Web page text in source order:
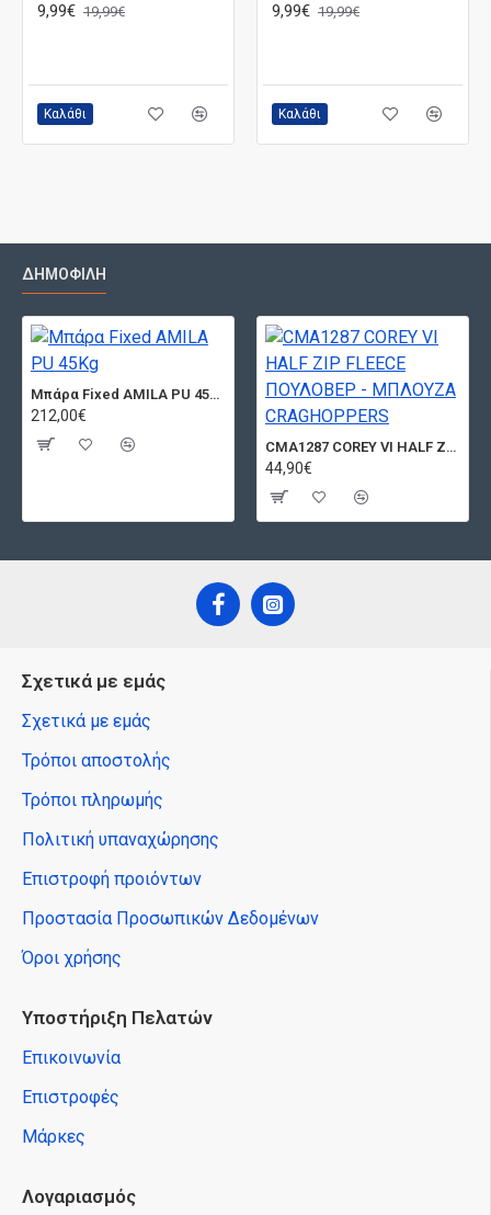
9,99€ 19,99€
Καλάθι
9,99€ 19,99€
Καλάθι
ΔΗΜΟΦΙΛΉ
Μπάρα Fixed AMILA PU 45Kg
212,00€
CMA1287 COREY VI HALF ZIP FLEECE ΠΟΥΛΟΒΕΡ - ΜΠΛΟΥΖΑ CRAGHOPPERS
44,90€
Σχετικά με εμάς
Σχετικά με εμάς
Τρόποι αποστολής
Τρόποι πληρωμής
Πολιτική υπαναχώρησης
Επιστροφή προιόντων
Προστασία Προσωπικών Δεδομένων
Όροι χρήσης
Υποστήριξη Πελατών
Επικοινωνία
Επιστροφές
Μάρκες
Λογαριασμός